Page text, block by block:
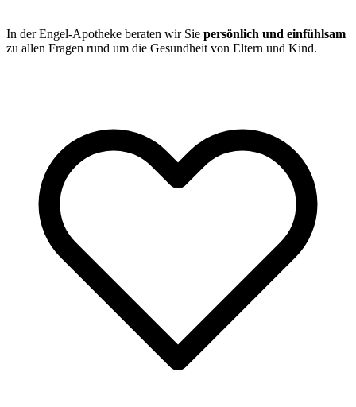
In der Engel-Apotheke beraten wir Sie persönlich und einfühlsam
zu allen Fragen rund um die Gesundheit von Eltern und Kind.